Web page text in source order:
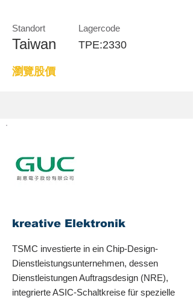
Standort Lagercode
Taiwan TPE:2330
瀏覽股價
kreative Elektronik
TSMC investierte in ein Chip-Design-
Dienstleistungsunternehmen, dessen
Dienstleistungen Auftragsdesign (NRE),
integrierte ASIC-Schaltkreise für spezielle